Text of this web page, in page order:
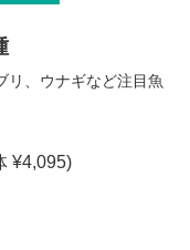
リ、ウナギなど注目魚
¥4,095)